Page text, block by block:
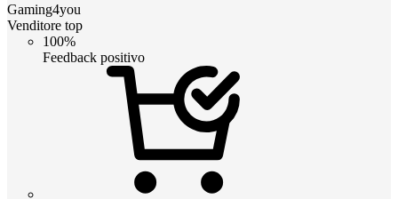
Gaming4you
Venditore top
100%
Feedback positivo